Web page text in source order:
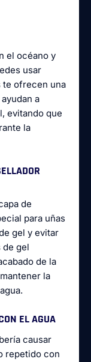
el océano y
usar
te ofrecen una
a
evitando que
la
de
para uñas
gel y evitar
de gel
de la
la
EL AGUA
causar
repetido con